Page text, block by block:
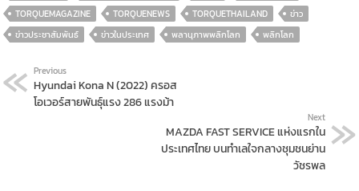
TORQUEMAGAZINE
TORQUENEWS TORQUETHAILAND
ข่าว
ข่าวประชาสัมพันธ์
ข่าวในประเทศ พลานุภาพพลิกโลก พลิกโลก
Previous
Hyundai Kona N (2022) ครอส
โอเวอร์สายพันธุ์แรง 286 แรงม้า
Next
MAZDA FAST SERVICE แห่งแรกใน
ประเทศไทย บนทำเลใจกลางชุมชนย่าน
วัชรพล